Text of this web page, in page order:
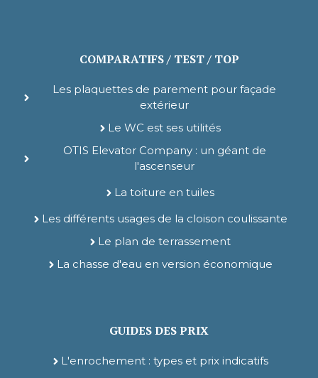
COMPARATIFS / TEST / TOP
Les plaquettes de parement pour façade
extérieur
Le WC est ses utilités
OTIS Elevator Company : un géant de
l'ascenseur
La toiture en tuiles
Les différents usages de la cloison coulissante
Le plan de terrassement
La chasse d'eau en version économique
GUIDES DES PRIX
L'enrochement : types et prix indicatifs